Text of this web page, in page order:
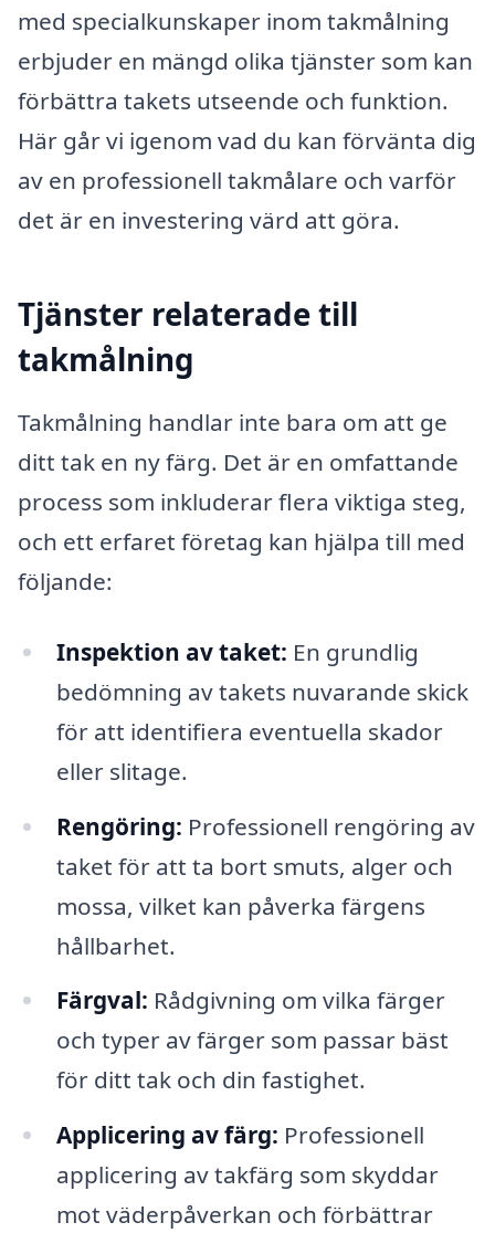
med specialkunskaper inom takmålning
erbjuder en mängd olika tjänster som kan
förbättra takets utseende och funktion.
Här går vi igenom vad du kan förvänta dig
av en professionell takmålare och varför
det är en investering värd att göra.
Tjänster relaterade till
takmålning
Takmålning handlar inte bara om att ge
ditt tak en ny färg. Det är en omfattande
process som inkluderar flera viktiga steg,
och ett erfaret företag kan hjälpa till med
följande:
Inspektion av taket: En grundlig
bedömning av takets nuvarande skick
för att identifiera eventuella skador
eller slitage.
Rengöring: Professionell rengöring av
taket för att ta bort smuts, alger och
mossa, vilket kan påverka färgens
hållbarhet.
Färgval: Rådgivning om vilka färger
och typer av färger som passar bäst
för ditt tak och din fastighet.
Applicering av färg: Professionell
applicering av takfärg som skyddar
mot väderpåverkan och förbättrar